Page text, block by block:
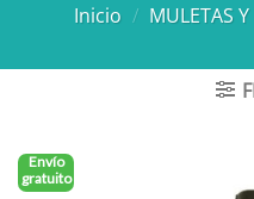
Inicio / MULETAS
Envío
gratuito